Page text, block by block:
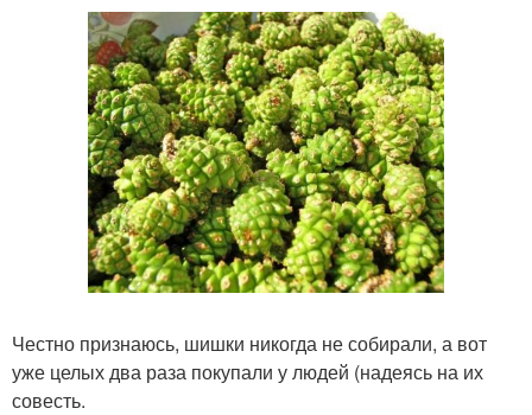
Честно признаюсь, шишки никогда не собирали, а вот
уже целых два раза покупали у людей (надеясь на их
совесть.